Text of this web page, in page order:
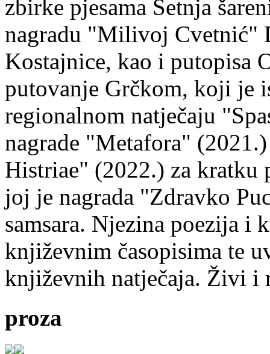
zbirke pjesama Šetnja
nagradu "Milivoj Cvetnić"
Kostajnice, kao i putopisa
putovanje Grčkom, koji je
regionalnom natječaju
nagrade "Metafora"
Histriae" (2022.) za kratku
joj je nagrada "Zdravko
samsara. Njezina poezija i
književnim časopisima te
književnih natječaja. Živi i
proza